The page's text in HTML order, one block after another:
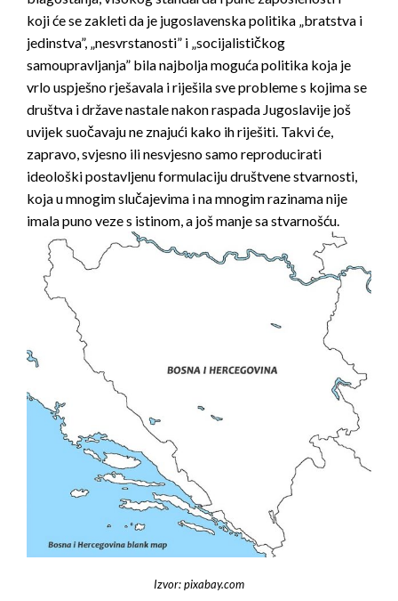
koji će se zakleti da je jugoslavenska politika „bratstva i
jedinstva”, „nesvrstanosti” i „socijalističkog
samoupravljanja” bila najbolja moguća politika koja je
vrlo uspješno rješavala i riješila sve probleme s kojima se
društva i države nastale nakon raspada Jugoslavije još
uvijek suočavaju ne znajući kako ih riješiti. Takvi će,
zapravo, svjesno ili nesvjesno samo reproducirati
ideološki postavljenu formulaciju društvene stvarnosti,
koja u mnogim slučajevima i na mnogim razinama nije
imala puno veze s istinom, a još manje sa stvarnošću.
Izvor: pixabay.com